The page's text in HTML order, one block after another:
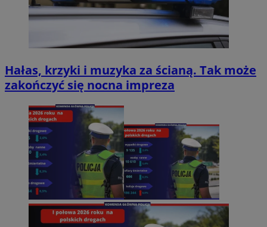
Hałas, krzyki i muzyka za ścianą. Tak może
zakończyć się nocna impreza